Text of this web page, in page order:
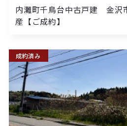
内灘町千鳥台中古戸建 金沢
産【ご成約】
成約済み